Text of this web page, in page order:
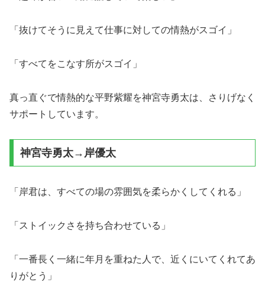
「抜けてそうに見えて仕事に対しての情熱がスゴイ」
「すべてをこなす所がスゴイ」
真っ直ぐで情熱的な平野紫耀を神宮寺勇太は、さりげなく
サポートしています。
神宮寺勇太→岸優太
「岸君は、すべての場の雰囲気を柔らかくしてくれる」
「ストイックさを持ち合わせている」
「一番長く一緒に年月を重ねた人で、近くにいてくれてあ
りがとう」